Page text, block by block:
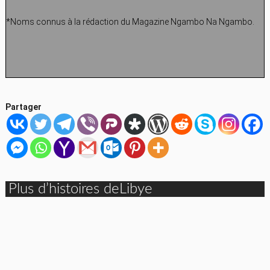
*Noms connus à la rédaction du Magazine Ngambo Na Ngambo.
Partager
Plus d’histoires deLibye